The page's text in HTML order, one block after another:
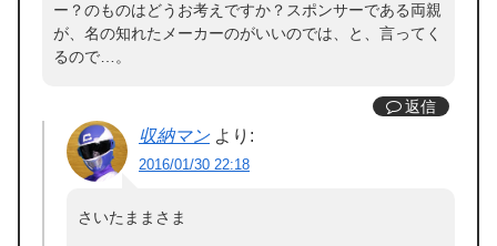
ー？のものはどうお考えですか？スポンサーである両親
が、名の知れたメーカーのがいいのでは、と、言ってく
るので…。
返信
収納マン より:
2016/01/30 22:18
さいたままさま